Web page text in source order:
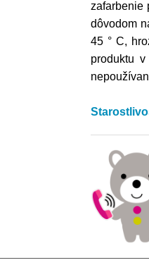
zafarbenie
dôvodom
45 ° C,
produktu